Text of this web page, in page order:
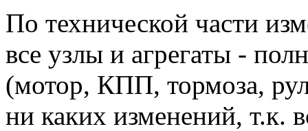
По технической части
все узлы и агрегаты -
(мотор, КПП, тормоза,
ни каких изменений, т.к.